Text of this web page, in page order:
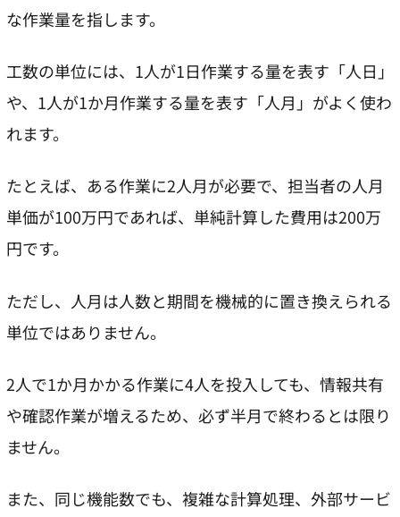
な作業量を指します。
工数の単位には、1人が1日作業する量を表す「人日」
や、1人が1か月作業する量を表す「人月」がよく使わ
れます。
たとえば、ある作業に2人月が必要で、担当者の人月
単価が100万円であれば、単純計算した費用は200万
円です。
ただし、人月は人数と期間を機械的に置き換えられる
単位ではありません。
2人で1か月かかる作業に4人を投入しても、情報共有
や確認作業が増えるため、必ず半月で終わるとは限り
ません。
また、同じ機能数でも、複雑な計算処理、外部サービ